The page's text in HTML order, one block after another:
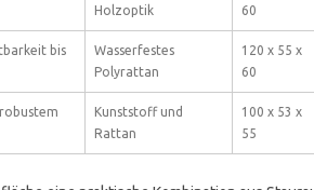
Holzoptik
60
bis
Wasserfestes
Polyrattan
120 x 55 x
60
Kunststoff und
Rattan
100 x 53 x
55